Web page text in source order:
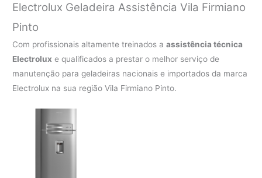
Electrolux Geladeira Assistência Vila Firmiano
Pinto
Com profissionais altamente treinados aassistência técnica
Electrolux e qualificados a prestar o melhor serviço de
manutenção para geladeiras nacionais e importados da marca
Electrolux na sua região Vila Firmiano Pinto.